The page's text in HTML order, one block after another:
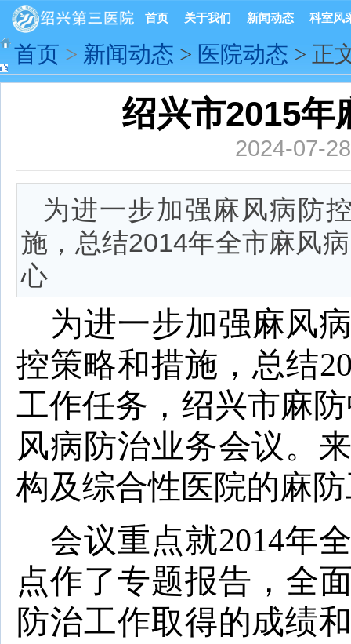
首页 关于我们 新闻动态 科室风
首页 > 新闻动态 > 医院动态 > 正
绍兴市2015年
2024-07-
为进一步加强麻风病防
施，总结2014年全市麻风
心
为进一步加强麻风
控策略和措施，总结
工作任务，绍兴市麻
风病防治业务会议。
构及综合性医院的麻
会议重点就2014年
点作了专题报告，全
防治工作取得的成绩